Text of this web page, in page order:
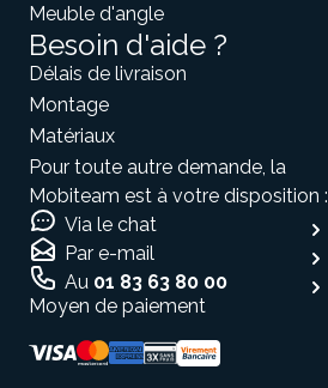
Meuble d'angle
Besoin d'aide ?
Délais de livraison
Montage
Matériaux
Pour toute autre demande, la
Mobiteam est à votre disposition :
Via le chat
Par e-mail
Au 01 83 63 80 00
Moyen de paiement